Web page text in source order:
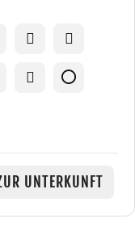
UNTERKUNFT